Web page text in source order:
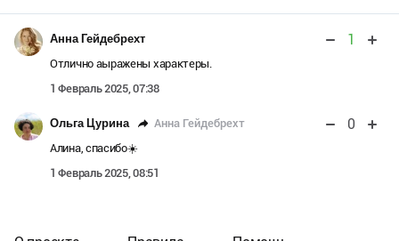
Анна Гейдебрехт 1
Отлично аыражены характеры.
1 Февраль 2025, 07:38
Ольга Цурина Анна Гейдебрехт 0
Алина, спасибо☀️
1 Февраль 2025, 08:51